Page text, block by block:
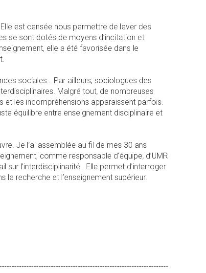
est censée nous permettre de lever des
se sont dotés de moyens d’incitation et
elle a été favorisée dans le
sociales… Par ailleurs, sociologues des
Malgré tout, de nombreuses
et les incompréhensions apparaissent parfois.
équilibre entre enseignement disciplinaire et
Je l’ai assemblée au fil de mes 30 ans
comme responsable d’équipe, d’UMR
l’interdisciplinarité. Elle permet d’interroger
la recherche et l’enseignement supérieur.